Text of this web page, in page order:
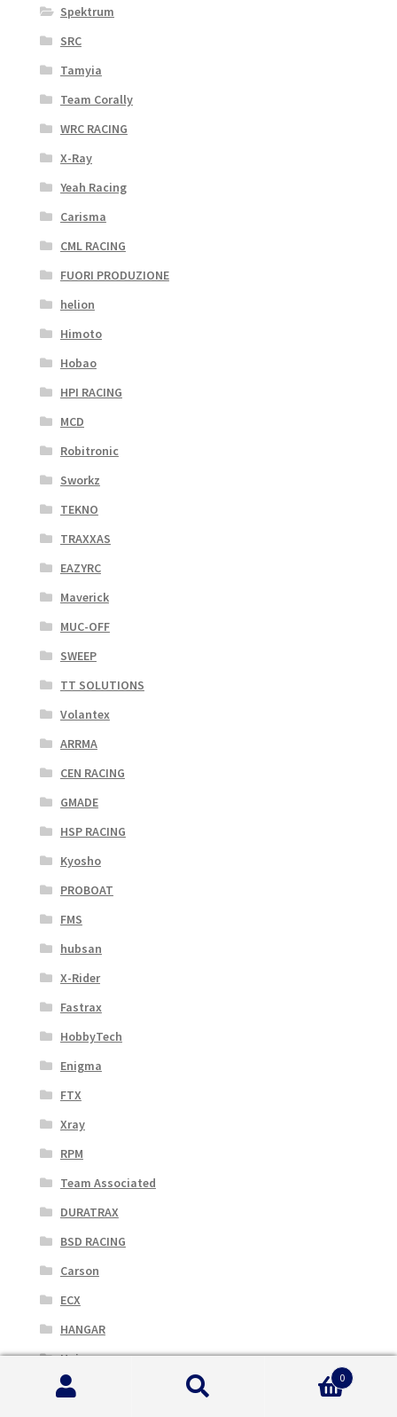
Spektrum
SRC
Tamyia
Team Corally
WRC RACING
X-Ray
Yeah Racing
Carisma
CML RACING
FUORI PRODUZIONE
helion
Himoto
Hobao
HPI RACING
MCD
Robitronic
Sworkz
TEKNO
TRAXXAS
EAZYRC
Maverick
MUC-OFF
SWEEP
TT SOLUTIONS
Volantex
ARRMA
CEN RACING
GMADE
HSP RACING
Kyosho
PROBOAT
FMS
hubsan
X-Rider
Fastrax
HobbyTech
Enigma
FTX
Xray
RPM
Team Associated
DURATRAX
BSD RACING
Carson
ECX
HANGAR
Huina
MUGEN
0